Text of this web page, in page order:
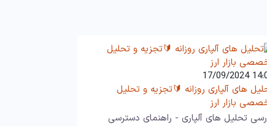
14:05 17/
های آلپاری روزانه 🔰تجزیه و تحلیل
بازار ارز
تحلیل های آلپاری - راهنمای دسترسی